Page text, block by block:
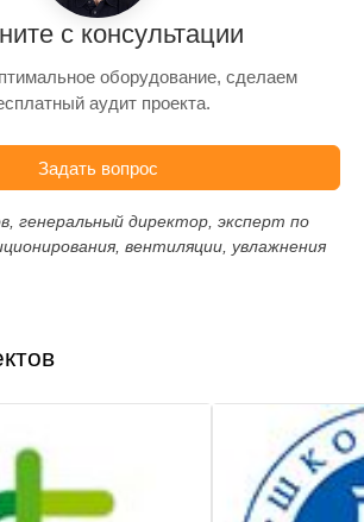
с консультации
оборудование, сделаем
аудит проекта.
Задать вопрос
генеральный директор, эксперт по
вентиляции, увлажнения